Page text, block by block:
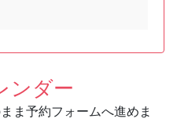
ンダー
ま予約フォームへ進めま